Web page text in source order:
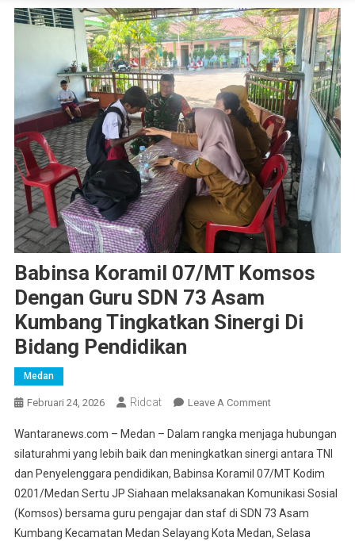
Babinsa Koramil 07/MT Komsos
Dengan Guru SDN 73 Asam
Kumbang Tingkatkan Sinergi Di
Bidang Pendidikan
Medan
Februari 24, 2026 Ridcat Leave A CommentOn
Koramil
07/MT
Komsos
Dengan
Guru
SDN
Wantaranews.com – Medan – Dalam rangka menjaga hubungan
silaturahmi yang lebih baik dan meningkatkan sinergi antara TNI
dan Penyelenggara pendidikan, Babinsa Koramil 07/MT Kodim
0201/Medan Sertu JP Siahaan melaksanakan Komunikasi Sosial
(Komsos) bersama guru pengajar dan staf di SDN 73 Asam
Kumbang Kecamatan Medan Selayang Kota Medan, Selasa